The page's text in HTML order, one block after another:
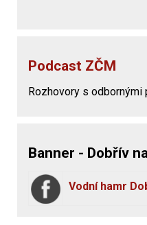
Podcast ZČM
Rozhovory s odbornými
Banner - Dobřív
Vodní hamr